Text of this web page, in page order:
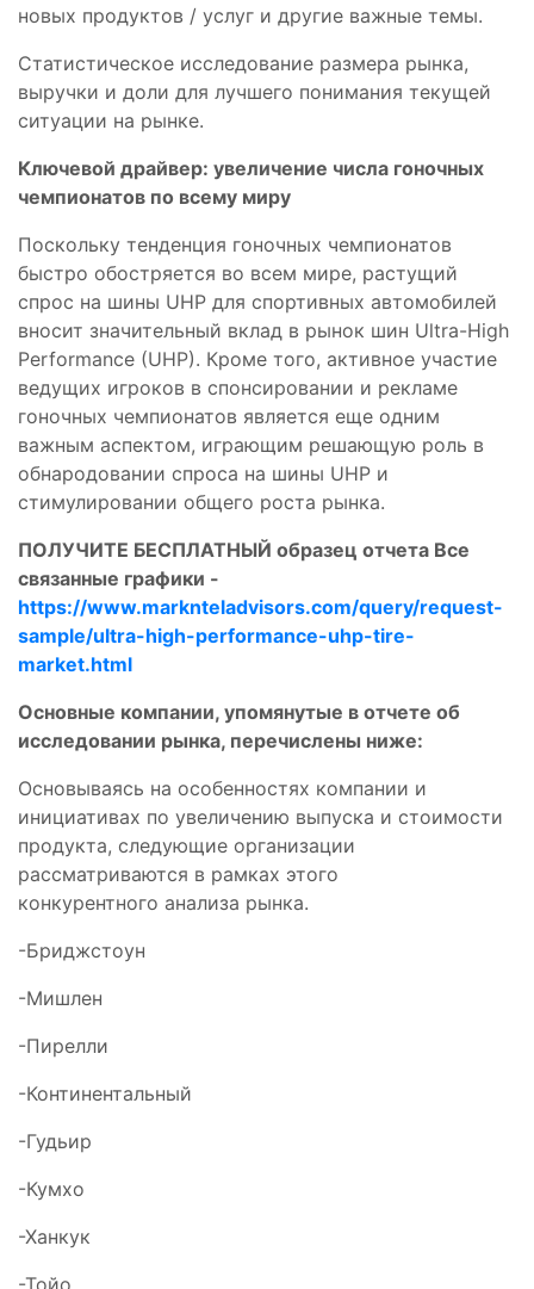
новых продуктов / услуг и другие важные темы.
Статистическое исследование размера рынка,
выручки и доли для лучшего понимания текущей
ситуации на рынке.
Ключевой драйвер: увеличение числа гоночных
чемпионатов по всему миру
Поскольку тенденция гоночных чемпионатов
быстро обостряется во всем мире, растущий
спрос на шины UHP для спортивных автомобилей
вносит значительный вклад в рынок шин Ultra-High
Performance (UHP). Кроме того, активное участие
ведущих игроков в спонсировании и рекламе
гоночных чемпионатов является еще одним
важным аспектом, играющим решающую роль в
обнародовании спроса на шины UHP и
стимулировании общего роста рынка.
ПОЛУЧИТЕ БЕСПЛАТНЫЙ образец отчета Все
связанные графики -
https://www.marknteladvisors.com/query/request-
sample/ultra-high-performance-uhp-tire-
market.html
Основные компании, упомянутые в отчете об
исследовании рынка, перечислены ниже:
Основываясь на особенностях компании и
инициативах по увеличению выпуска и стоимости
продукта, следующие организации
рассматриваются в рамках этого
конкурентного анализа рынка.
-Бриджстоун
-Мишлен
-Пирелли
-Континентальный
-Гудьир
-Кумхо
-Ханкук
-Тойо